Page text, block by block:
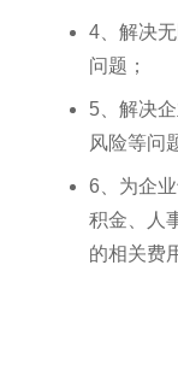
4、解决
问题；
5、解决
风险等问
6、为企
积金、人
的相关费